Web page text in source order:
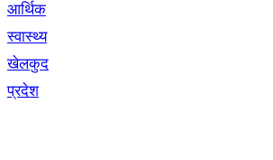
आर्थिक
स्वास्थ्य
खेलकुद
प्रदेश